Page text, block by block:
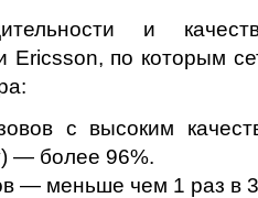
и
Ericsson, по которым
с высоким
— более 96%.
— меньше чем 1 раз в